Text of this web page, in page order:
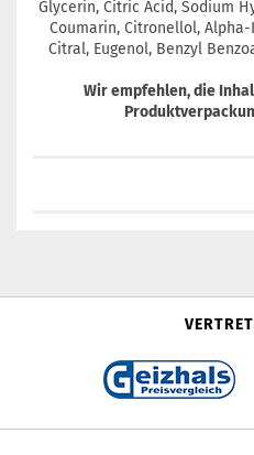
Glycerin, Citric Acid, Sodium
Coumarin, Citronellol,
Citral, Eugenol, Benzyl
Wir empfehlen, die